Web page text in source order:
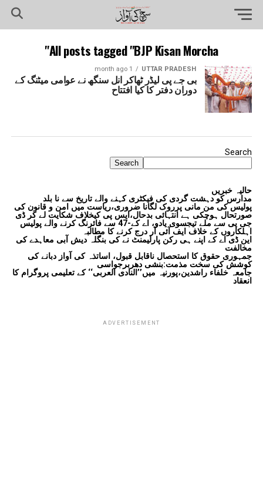
All posts tagged "BJP Kisan Morcha"
UTTAR PRADESH
1 month ago
بی جے پی لیڈر ٹھاکر انل سنگھ نے عوامی میٹنگ کے
دوران دفتر کا کیا افتتاح
Search
Search
حالیہ خبریں
مدارس کو دہشت گردی کی فیکٹری کہنے والے تاریخ سے نا بلد
پولیس کی من مانی پرروک لگانا ضروری،ریاست میں امن و قانون کی
صورتحال ہوچکی ہے انتہائی بدحال،ایس پی کیخلاف شکایت لے کر ڈی
جی پی سے ملے تیجسوی یادو، اے کے-47 سے فائرنگ کرنے والے پولیس
اہلکاروں کے خلاف ایف آئی آر درج کرنے کا مطالبہ
این ڈی اے کے اپنے ہی رکن پارلیمنٹ نے کی بنگلہ دیش آبی معاہدے کی
مخالفت
جمہوری حقوق کا استحصال ناقابل قبول، اساتذہ کی آواز دبانے کی
کوشش کی سخت مذمت:بنشی دھربرجواسی
جامعہ خلفاء راشدین،پورنیہ میں’’النادی العربی‘‘ کے تعلیمی پروگرام کا
انعقاد
ADVERTISEMENT